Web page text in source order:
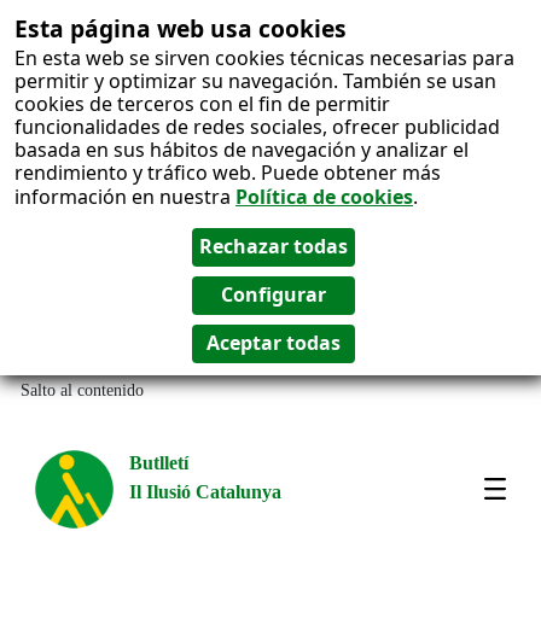
Esta página web usa cookies
En esta web se sirven cookies técnicas necesarias para
permitir y optimizar su navegación. También se usan
cookies de terceros con el fin de permitir
funcionalidades de redes sociales, ofrecer publicidad
basada en sus hábitos de navegación y analizar el
rendimiento y tráfico web. Puede obtener más
información en nuestra Política de cookies.
Salto al contenido
Butlletí
Il Ilusió Catalunya